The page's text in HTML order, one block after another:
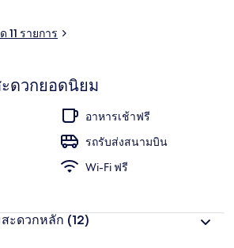
11 รายการ
ดวกยอดนิยม
อาหารเช้าฟรี
รถรับส่งสนามบิน
Wi-Fi ฟรี
ะดวกหลัก (12)